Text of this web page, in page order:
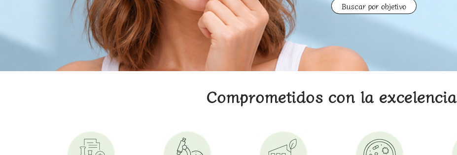
Buscar por objetivo
Comprometidos con la excelencia